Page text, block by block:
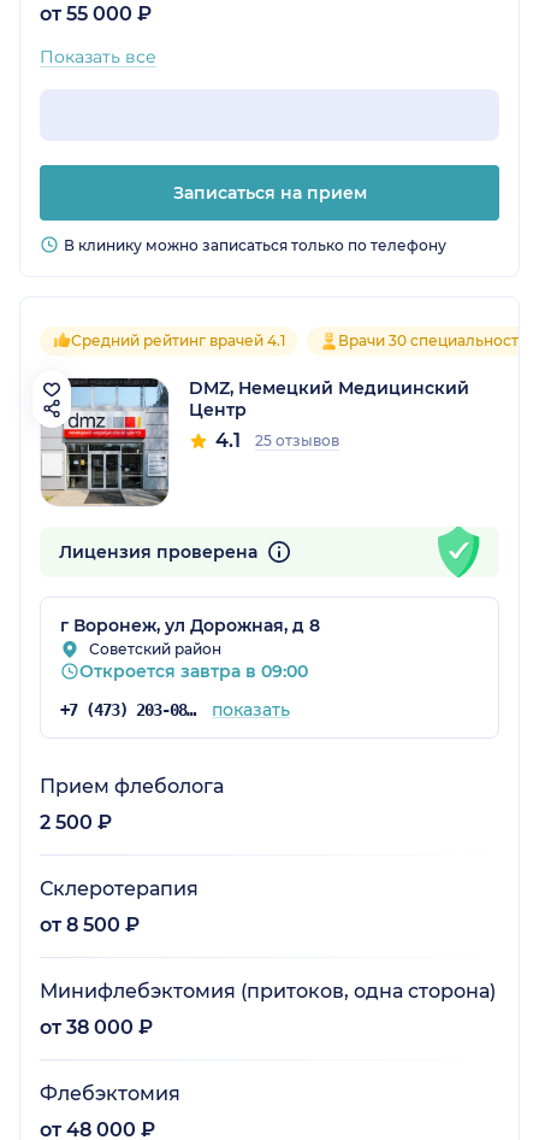
от 55 000 ₽
Показать все
Записаться на прием
В клинику можно записаться только по телефону
Средний рейтинг врачей 4.1 Врачи 30 специальностей
DMZ, Немецкий Медицинский
Центр
4.1 25 отзывов
Лицензия проверена
г Воронеж, ул Дорожная, д 8
Советский район
Откроется завтра в 09:00
+7 (473) 203-08-47 показать
Прием флеболога
2 500 ₽
Склеротерапия
от 8 500 ₽
Минифлебэктомия (притоков, одна сторона)
от 38 000 ₽
Флебэктомия
от 48 000 ₽